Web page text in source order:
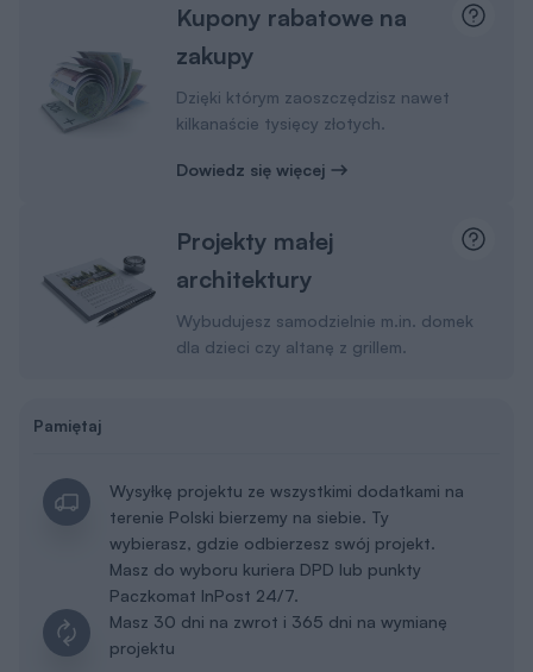
Kupony rabatowe na
zakupy
Dzięki którym zaoszczędzisz nawet
kilkanaście tysięcy złotych.
Dowiedz się więcej
Projekty małej
architektury
Wybudujesz samodzielnie m.in. domek
dla dzieci czy altanę z grillem.
Pamiętaj
Wysyłkę projektu ze wszystkimi dodatkami na
terenie Polski bierzemy na siebie. Ty
wybierasz, gdzie odbierzesz swój projekt.
Masz do wyboru kuriera DPD lub punkty
Paczkomat InPost 24/7.
Masz 30 dni na zwrot i 365 dni na wymianę
projektu